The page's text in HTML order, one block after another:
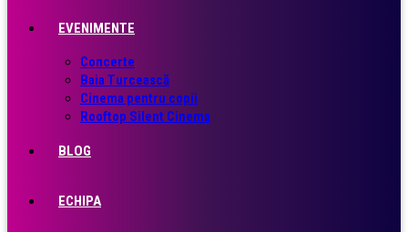
EVENIMENTE
Concerte
Baia Turcească
Cinema pentru copii
Rooftop Silent Cinema
BLOG
ECHIPA